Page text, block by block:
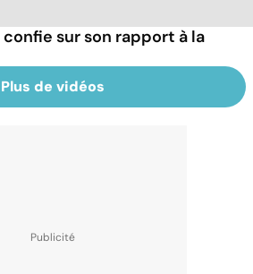
confie sur son rapport à la
Plus de vidéos